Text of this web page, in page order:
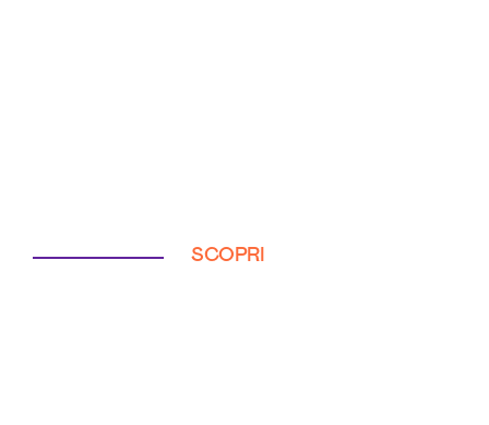
SCOPRI